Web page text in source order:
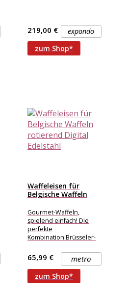
expondo
219,00 €
zum Shop*
Waffeleisen für
Belgische Waffeln
Edelstahl
Gourmet-Waffeln,
spielend einfach! Die
perfekte
Kombination:Brüsseler-
Brüsseler Swing
Waffeleisen!Die elegante
Café-Waffel nach einer
historischen Brüsseler
metro
65,99 €
zum Shop*